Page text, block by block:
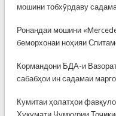
мошини тобхӯрдаву
Ронандаи мошини
беморхонаи ноҳияи
Кормандони БДА-и
сабабҳои ин садамаи
Кумитаи ҳолатҳои